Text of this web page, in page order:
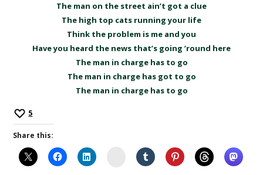
The man on the street ain’t got a clue
The high top cats running your life
Think the problem is me and you
Have you heard the news that’s going ’round here
The man in charge has to go
The man in charge has got to go
The man in charge has to go
5
Share this:
Instagram